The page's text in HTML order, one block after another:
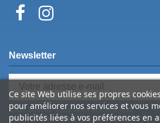
Ce site Web utilise ses propres
pour améliorer nos services et vous
publicités liées à vos préférences en
Newsletter
Vous pouvez vous désinscrire à tout
moment. Vous trouverez pour cela nos